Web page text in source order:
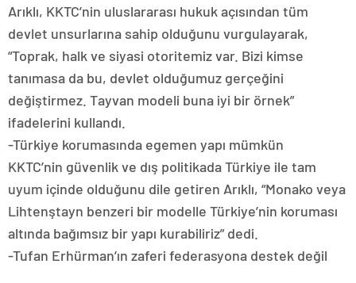
Arıklı, KKTC’nin uluslararası hukuk açısından tüm
devlet unsurlarına sahip olduğunu vurgulayarak,
“Toprak, halk ve siyasi otoritemiz var. Bizi kimse
tanımasa da bu, devlet olduğumuz gerçeğini
değiştirmez. Tayvan modeli buna iyi bir örnek”
ifadelerini kullandı.
-Türkiye korumasında egemen yapı mümkün
KKTC’nin güvenlik ve dış politikada Türkiye ile tam
uyum içinde olduğunu dile getiren Arıklı, “Monako veya
Lihtenştayn benzeri bir modelle Türkiye’nin koruması
altında bağımsız bir yapı kurabiliriz” dedi.
-Tufan Erhürman’ın zaferi federasyona destek değil